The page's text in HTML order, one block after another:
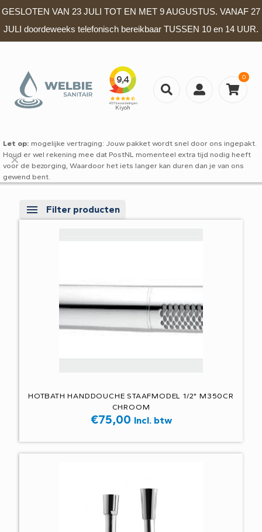
GESLOTEN VAN 23 JULI TOT EN MET 9 AUGUSTUS. VANAF 27
JULI doordeweeks telefonisch bereikbaar TUSSEN 10 en 14 UUR.
0
Let op: mogelijke vertraging: Jouw pakket wordt snel door ons ingepakt.
Houd er wel rekening mee dat PostNL momenteel extra tijd nodig heeft
voor de bezorging, Waardoor het iets langer kan duren dan je van ons
gewend bent.
✕
Filter producten
HOTBATH HANDDOUCHE STAAFMODEL 1/2" M350CR
CHROOM
€75,00 Incl. btw